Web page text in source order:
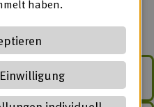
mehr Informationen:
WfbM
haben.